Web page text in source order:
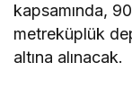
kapsamında,
metreküplük
altına alınacak.